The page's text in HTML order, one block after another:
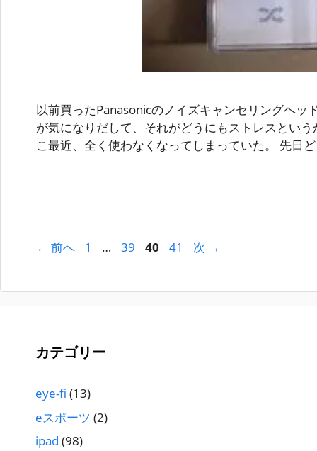
以前買ったPanasonicのノイズキャンセリングヘッ
が気になりだして、それがどうにもストレスとい
こ最近、全く使わなくなってしまっていた。 先日ど
← 前へ
ペ
1 …
ペ
39
ペ
40
ペ
41 次 →
カテゴリー
eye-fi (13)
eスポーツ (2)
ipad (98)